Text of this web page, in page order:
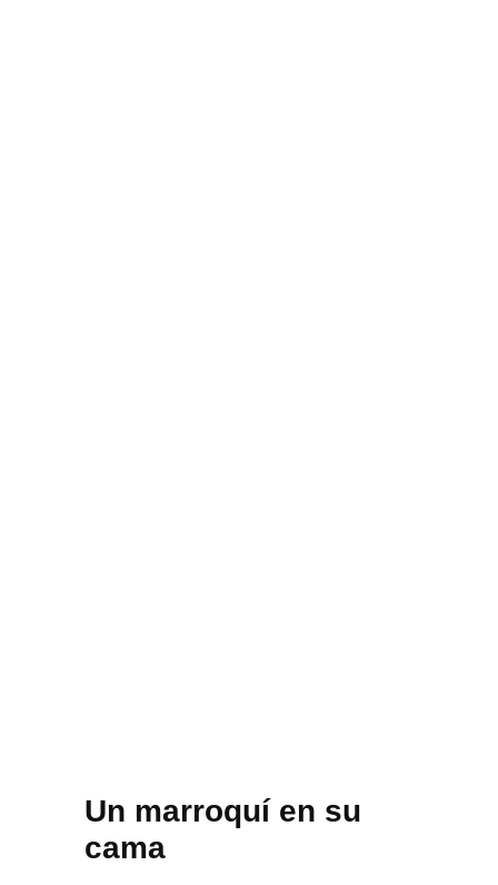
Un marroquí en su
cama